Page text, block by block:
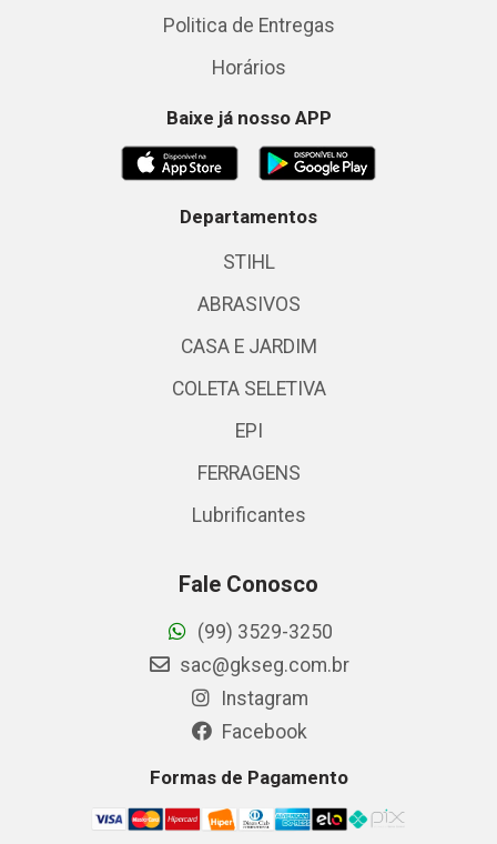
Politica de Entregas
Horários
Baixe já nosso APP
Departamentos
STIHL
ABRASIVOS
CASA E JARDIM
COLETA SELETIVA
EPI
FERRAGENS
Lubrificantes
Fale Conosco
(99) 3529-3250
sac@gkseg.com.br
Instagram
Facebook
Formas de Pagamento